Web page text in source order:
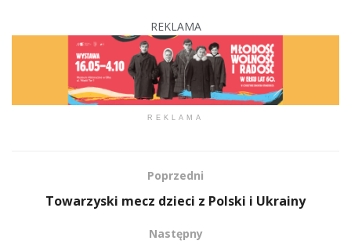
REKLAMA
REKLAMA
Poprzedni
Towarzyski mecz dzieci z Polski i Ukrainy
Następny